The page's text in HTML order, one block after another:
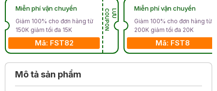
Miễn phí vận chuyển
Giảm 100% cho đơn hàng từ
150K giảm tối đa 15K
Mã: FST82
L
Ư
U
C
O
U
P
O
N
Miễn phí vận chuyển
Giảm 100% cho đơn hàng từ
200K giảm tối đa 20K
Mã: FST8
Mô tả sản phẩm